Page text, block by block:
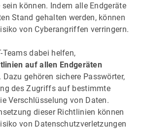
können. Indem alle Endgeräte
Stand gehalten werden, können
von Cyberangriffen verringern.
Teams dabei helfen,
auf allen Endgeräten
. Dazu gehören sichere Passwörter,
des Zugriffs auf bestimmte
Verschlüsselung von Daten.
dieser Richtlinien können
von Datenschutzverletzungen